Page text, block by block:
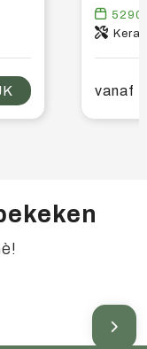
5290
vanaf